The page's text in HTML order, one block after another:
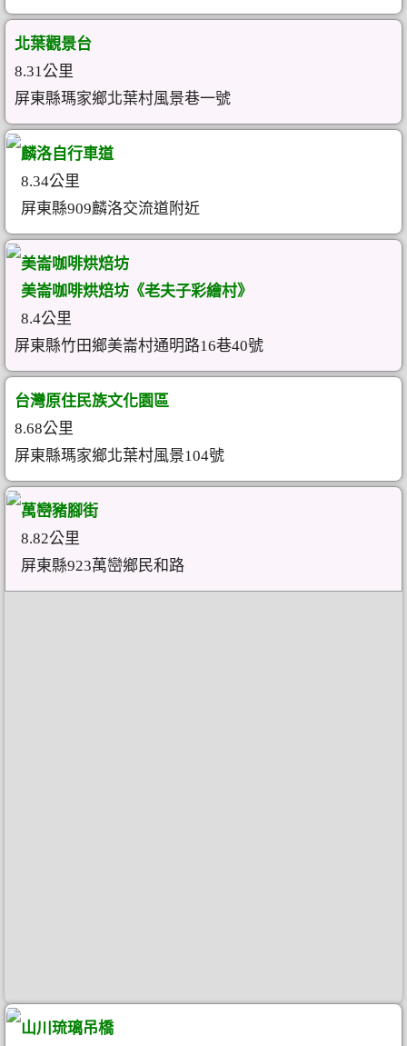
北葉觀景台
8.31公里
屏東縣瑪家鄉北葉村風景巷一號
麟洛自行車道
8.34公里
屏東縣909麟洛交流道附近
美崙咖啡烘焙坊
美崙咖啡烘焙坊《老夫子彩繪村》
8.4公里
屏東縣竹田鄉美崙村通明路16巷40號
台灣原住民族文化園區
8.68公里
屏東縣瑪家鄉北葉村風景104號
萬巒豬腳街
8.82公里
屏東縣923萬巒鄉民和路
山川琉璃吊橋